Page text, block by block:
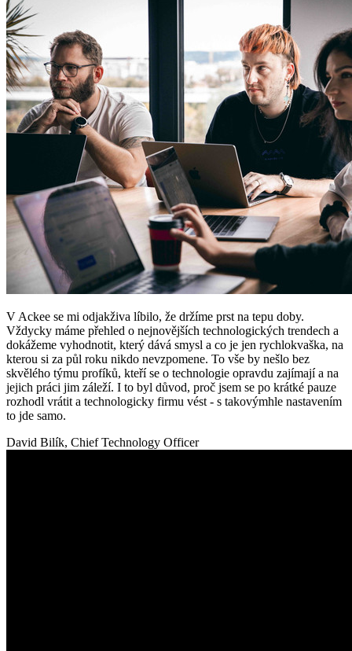
V Ackee se mi odjakživa líbilo, že držíme prst na tepu doby.
Vždycky máme přehled o nejnovějších technologických trendech a
dokážeme vyhodnotit, který dává smysl a co je jen rychlokvaška, na
kterou si za půl roku nikdo nevzpomene. To vše by nešlo bez
skvělého týmu profíků, kteří se o technologie opravdu zajímají a na
jejich práci jim záleží. I to byl důvod, proč jsem se po krátké pauze
rozhodl vrátit a technologicky firmu vést - s takovýmhle nastavením
to jde samo.
David Bilík, Chief Technology Officer